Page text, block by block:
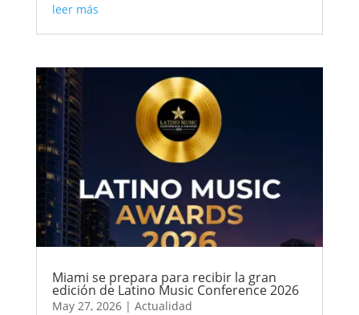
leer más
Miami se prepara para recibir la gran
edición de Latino Music Conference 2026
May 27, 2026| Actualidad